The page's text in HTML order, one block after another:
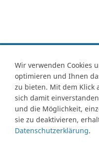
Kontakt Ersatzteile-
Widerrufsrecht
Impressum
Abbildungen können von
technischen Daten
Wir verwenden Cookies
optimieren und Ihnen
zu bieten. Mit dem Klick
sich damit
und die Möglichkeit,
sie zu deaktivieren,
Datenschutzerklärung.